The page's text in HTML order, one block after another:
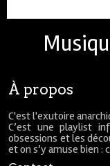
À propos
C'est l'exutoire
C’est une playlist
obsessions et les
et on s’y amuse bien :